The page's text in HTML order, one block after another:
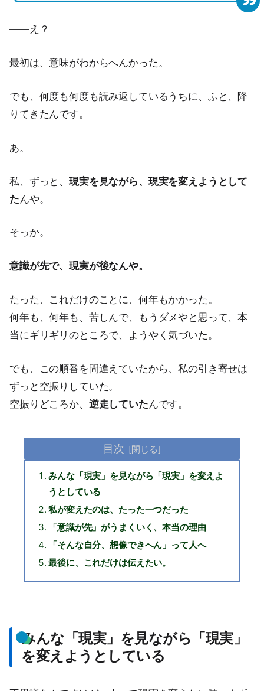
——え？
最初は、意味がわからへんかった。
でも、何度も何度も読み返しているうちに、ふと、降
りてきたんです。
あ。
私、ずっと、現実を見ながら、現実を変えようとして
たんや。
そっか。
意識が先で、現実が後なんや。
たった、これだけのことに、何年もかかった。
何年も、何年も、苦しんで、もうダメやと思って、本
当にギリギリのところで、ようやく気づいた。
でも、この順番を間違えていたから、私の引き寄せは
ずっと空振りしていた。
空振りどころか、 逆走していたんです。
目次
みんな「現実」を見ながら「現実」を変えよ
うとしている
私が変えたのは、たった一つだった
「意識が先」がうまくいく、本当の理由
「そんな自分、想像できへん」って人へ
最後に、これだけは伝えたい。
みんな「現実」を見ながら「現実」
を変えようとしている